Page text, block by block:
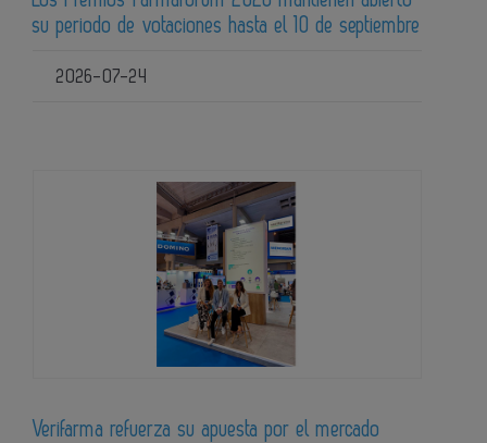
su periodo de votaciones hasta el 10 de septiembre
2026-07-24
Verifarma refuerza su apuesta por el mercado